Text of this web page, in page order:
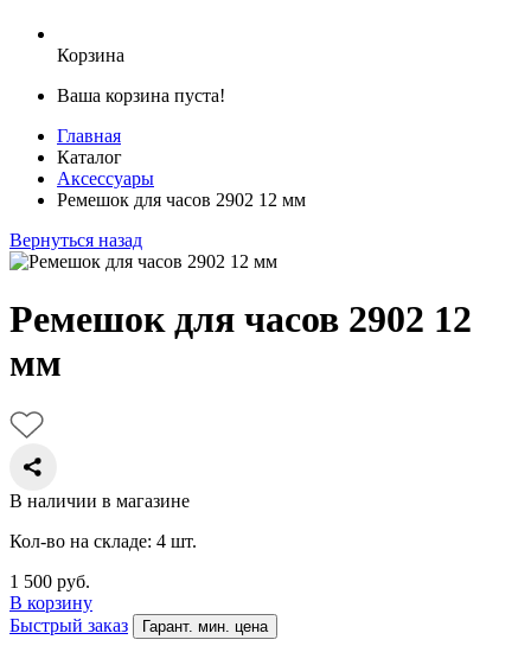
Корзина
Ваша корзина пуста!
Главная
Каталог
Аксессуары
Ремешок для часов 2902 12 мм
Вернуться назад
Ремешок для часов 2902 12
мм
В наличии в магазине
Кол-во на складе: 4 шт.
1 500 руб.
В корзину
Быстрый заказ
Гарант. мин. цена